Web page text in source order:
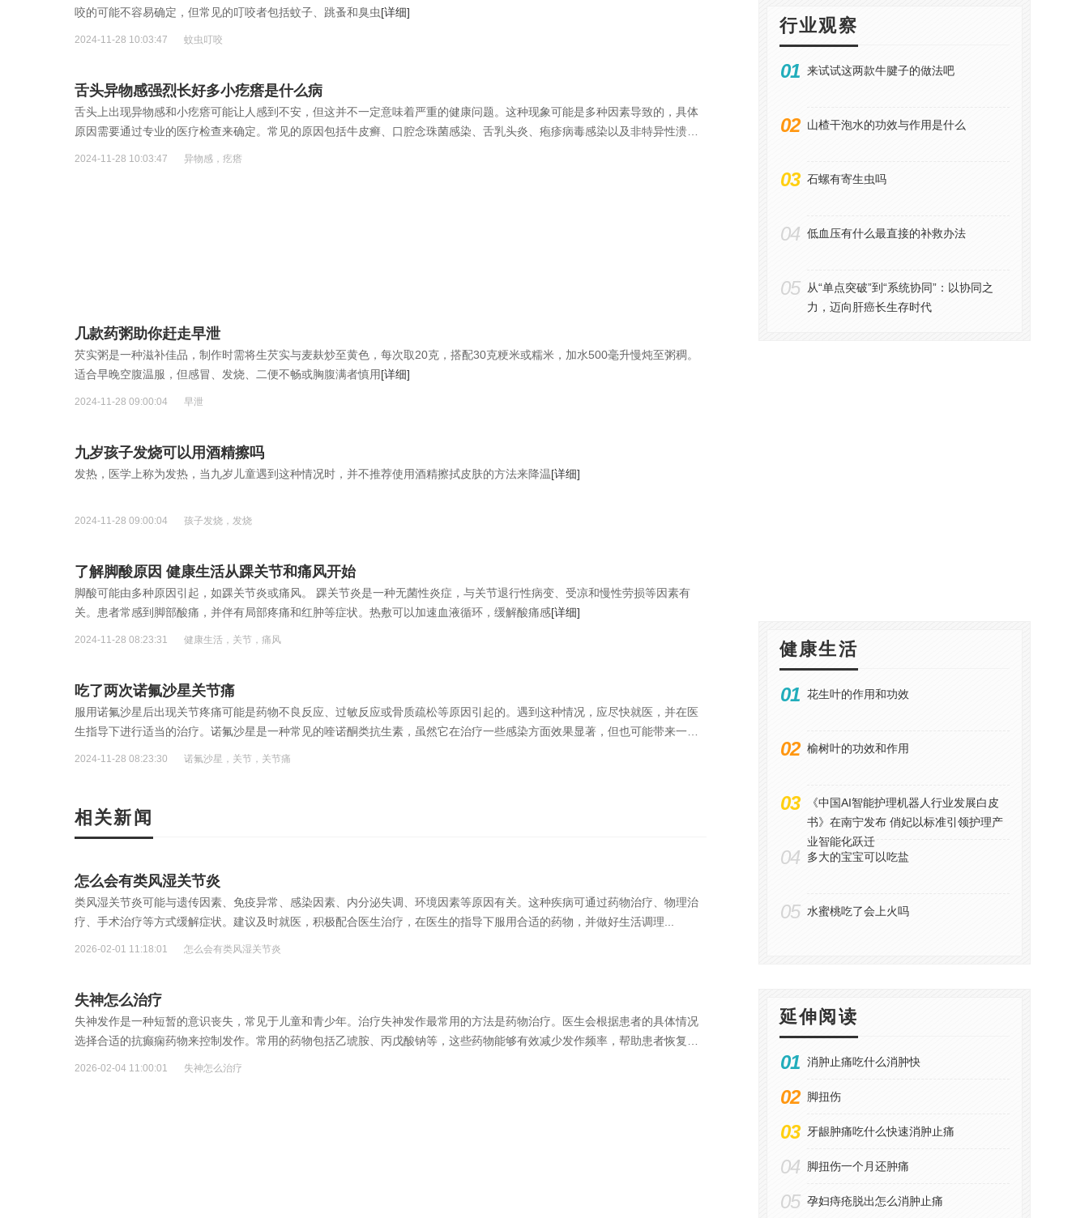
咬的可能不容易确定，但常见的叮咬者包括蚊子、跳蚤和臭虫[详细]
2024-11-28 10:03:47 蚊虫叮咬
舌头异物感强烈长好多小疙瘩是什么病
舌头上出现异物感和小疙瘩可能让人感到不安，但这并不一定意味着严重的健康问题。这种现象可能是多种因素导致的，具体
原因需要通过专业的医疗检查来确定。常见的原因包括牛皮癣、口腔念珠菌感染、舌乳头炎、疱疹病毒感染以及非特异性溃疡
2024-11-28 10:03:47 异物感，疙瘩
几款药粥助你赶走早泄
芡实粥是一种滋补佳品，制作时需将生芡实与麦麸炒至黄色，每次取20克，搭配30克粳米或糯米，加水500毫升慢炖至粥稠。
适合早晚空腹温服，但感冒、发烧、二便不畅或胸腹满者慎用[详细]
2024-11-28 09:00:04 早泄
九岁孩子发烧可以用酒精擦吗
发热，医学上称为发热，当九岁儿童遇到这种情况时，并不推荐使用酒精擦拭皮肤的方法来降温[详细]
2024-11-28 09:00:04 孩子发烧，发烧
了解脚酸原因 健康生活从踝关节和痛风开始
脚酸可能由多种原因引起，如踝关节炎或痛风。 踝关节炎是一种无菌性炎症，与关节退行性病变、受凉和慢性劳损等因素有
关。患者常感到脚部酸痛，并伴有局部疼痛和红肿等症状。热敷可以加速血液循环，缓解酸痛感[详细]
2024-11-28 08:23:31 健康生活，关节，痛风
吃了两次诺氟沙星关节痛
服用诺氟沙星后出现关节疼痛可能是药物不良反应、过敏反应或骨质疏松等原因引起的。遇到这种情况，应尽快就医，并在医
生指导下进行适当的治疗。诺氟沙星是一种常见的喹诺酮类抗生素，虽然它在治疗一些感染方面效果显著，但也可能带来一些
2024-11-28 08:23:30 诺氟沙星，关节，关节痛
相关新闻
怎么会有类风湿关节炎
类风湿关节炎可能与遗传因素、免疫异常、感染因素、内分泌失调、环境因素等原因有关。这种疾病可通过药物治疗、物理治
疗、手术治疗等方式缓解症状。建议及时就医，积极配合医生治疗，在医生的指导下服用合适的药物，并做好生活调理...
2026-02-01 11:18:01 怎么会有类风湿关节炎
失神怎么治疗
失神发作是一种短暂的意识丧失，常见于儿童和青少年。治疗失神发作最常用的方法是药物治疗。医生会根据患者的具体情况
选择合适的抗癫痫药物来控制发作。常用的药物包括乙琥胺、丙戊酸钠等，这些药物能够有效减少发作频率，帮助患者恢复正
2026-02-04 11:00:01 失神怎么治疗
行业观察
01 来试试这两款牛腱子的做法吧
02 山楂干泡水的功效与作用是什么
03 石螺有寄生虫吗
04 低血压有什么最直接的补救办法
05
从“单点突破”到“系统协同”：以协同之
力，迈向肝癌长生存时代
健康生活
01 花生叶的作用和功效
02 榆树叶的功效和作用
03
《中国AI智能护理机器人行业发展白皮
书》在南宁发布 俏妃以标准引领护理产
业智能化跃迁
04 多大的宝宝可以吃盐
05 水蜜桃吃了会上火吗
延伸阅读
01 消肿止痛吃什么消肿快
02 脚扭伤
03 牙龈肿痛吃什么快速消肿止痛
04 脚扭伤一个月还肿痛
05 孕妇痔疮脱出怎么消肿止痛